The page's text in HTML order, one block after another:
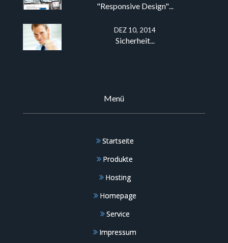
"Responsive Design"...
DEZ 10, 2014
Sicherheit...
Menü
Startseite
Produkte
Hosting
Homepage
Service
Impressum